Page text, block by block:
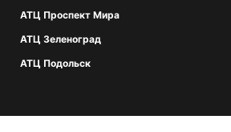
АТЦ Проспект Мира
АТЦ Зеленоград
АТЦ Подольск